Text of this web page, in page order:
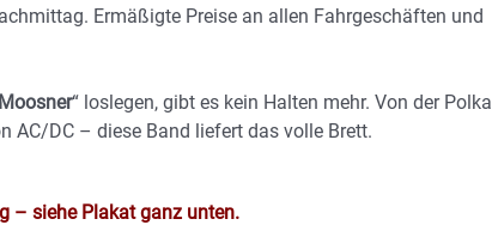
Ermäßigte Preise an allen Fahrgeschäften und
“ loslegen, gibt es kein Halten mehr. Von der Polka
AC/DC – diese Band liefert das volle Brett.
– siehe Plakat ganz unten.